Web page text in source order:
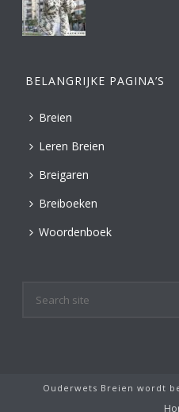
BELANGRIJKE PAGINA’S
Breien
Leren Breien
Breigaren
Breiboeken
Woordenboek
Ouderwets Breien wordt